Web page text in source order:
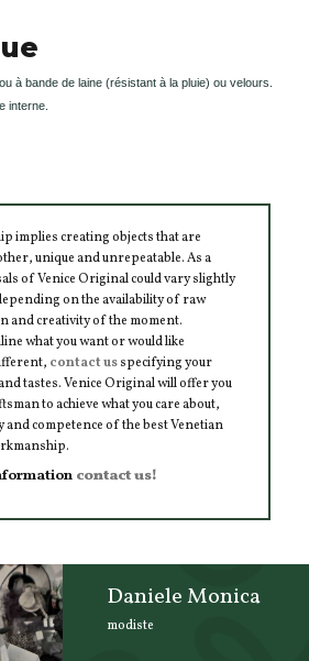
à bande de laine (résistant à la pluie) ou velours.
interne.
implies creating objects that are
unique and unrepeatable. As a
of Venice Original could vary slightly
on the availability of raw
and creativity of the moment.
what you want or would like
contact usspecifying your
tastes. Venice Original will offer you
to achieve what you care about,
and competence of the best Venetian
contact us!
Daniele Monica
modiste